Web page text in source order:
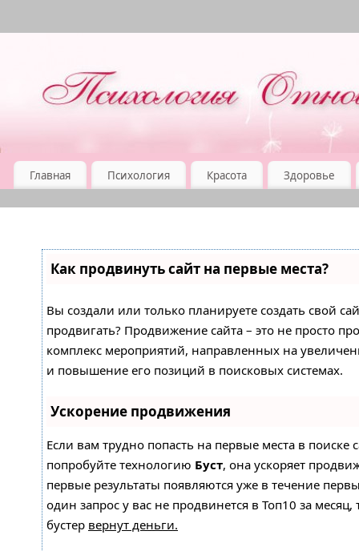
Главная Психология Красота Здоровье
Как продвинуть сайт на первые места?
Вы создали или только планируете создать свой
продвигать? Продвижение сайта – это не просто
комплекс мероприятий, направленных на
и повышение его позиций в поисковых системах.
Ускорение продвижения
Если вам трудно попасть на первые места в поиске
попробуйте технологию Буст, она ускоряет
первые результаты появляются уже в течение
один запрос у вас не продвинется в Топ10 за месяц,
бустер вернут деньги.